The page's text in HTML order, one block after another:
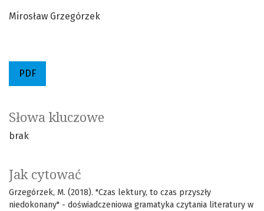
Mirosław Grzegórzek
PDF
Słowa kluczowe
brak
Jak cytować
Grzegórzek, M. (2018). "Czas lektury, to czas przyszły
niedokonany" - doświadczeniowa gramatyka czytania literatury w